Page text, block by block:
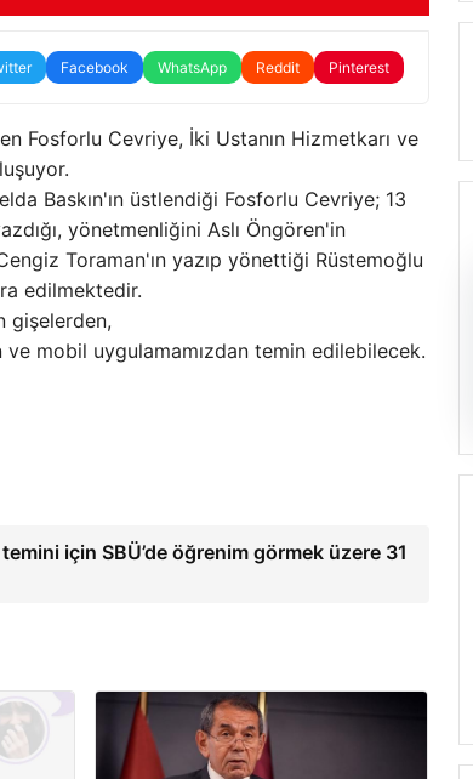
Facebook WhatsApp Reddit Pinterest
Fosforlu Cevriye, İki Ustanın Hizmetkarı ve
Baskın'ın üstlendiği Fosforlu Cevriye; 13
yönetmenliğini Aslı Öngören'in
Toraman'ın yazıp yönettiği Rüstemoğlu
edilmektedir.
gişelerden,
mobil uygulamamızdan temin edilebilecek.
için SBÜ’de öğrenim görmek üzere 31